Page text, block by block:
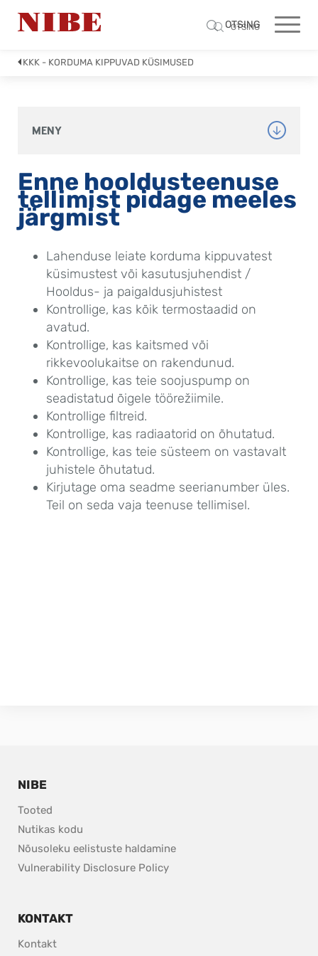
OTSING
OTSING
KKK - KORDUMA KIPPUVAD KÜSIMUSED
MENY
Enne hooldusteenuse
tellimist pidage meeles
järgmist
Lahenduse leiate korduma kippuvatest
küsimustest või kasutusjuhendist /
Hooldus- ja paigaldusjuhistest
Kontrollige, kas kõik termostaadid on
avatud.
Kontrollige, kas kaitsmed või
rikkevoolukaitse on rakendunud.
Kontrollige, kas teie soojuspump on
seadistatud õigele töörežiimile.
Kontrollige filtreid.
Kontrollige, kas radiaatorid on õhutatud.
Kontrollige, kas teie süsteem on vastavalt
juhistele õhutatud.
Kirjutage oma seadme seerianumber üles.
Teil on seda vaja teenuse tellimisel.
NIBE
Tooted
Nutikas kodu
Nõusoleku eelistuste haldamine
Vulnerability Disclosure Policypdf, 153.9 kB.
KONTAKT
Kontakt